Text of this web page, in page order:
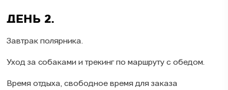
ДЕНЬ 2.
Завтрак полярника.
Уход за собаками и трекинг по маршруту с обедом.
Время отдыха, свободное время для заказа